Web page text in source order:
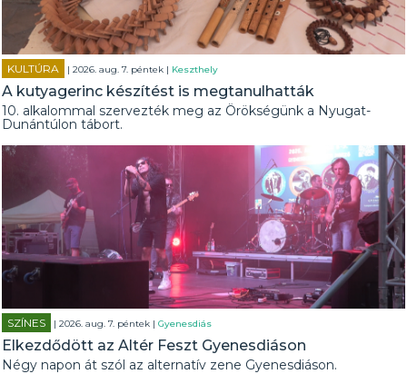
KULTÚRA | 2026. aug. 7. péntek | Keszthely
A kutyagerinc készítést is megtanulhatták
10. alkalommal szervezték meg az Örökségünk a Nyugat-
Dunántúlon tábort.
SZÍNES | 2026. aug. 7. péntek |Gyenesdiás
Elkezdődött az Altér Feszt Gyenesdiáson
Négy napon át szól az alternatív zene Gyenesdiáson.